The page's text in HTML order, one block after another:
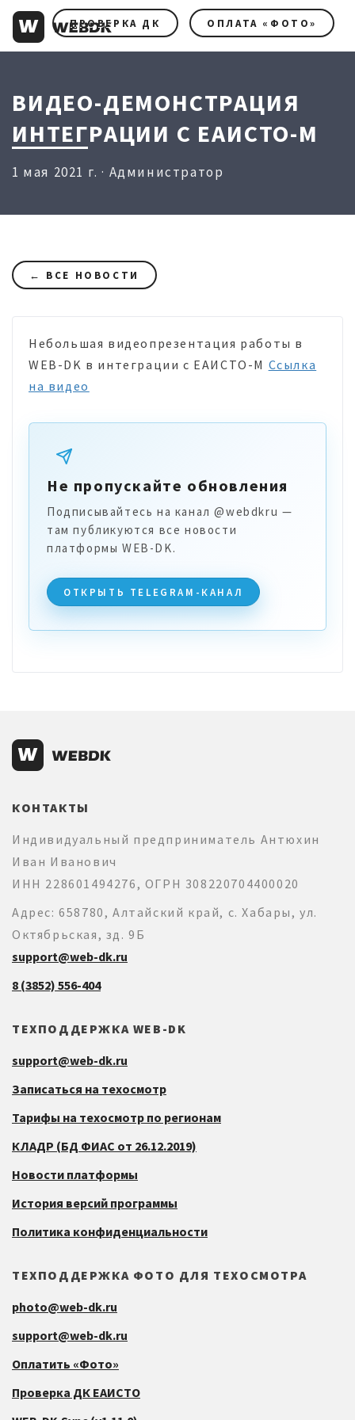
ПРОВЕРКА ДК ОПЛАТА «ФОТО»
ВИДЕО-ДЕМОНСТРАЦИЯ
ИНТЕГРАЦИИ С ЕАИСТО-М
1 мая 2021 г. · Администратор
← ВСЕ НОВОСТИ
Небольшая видеопрезентация работы в
WEB-DK в интеграции с ЕАИСТО-М Ссылка
на видео
Не пропускайте обновления
Подписывайтесь на канал @webdkru —
там публикуются все новости
платформы WEB-DK.
ОТКРЫТЬ TELEGRAM-КАНАЛ
КОНТАКТЫ
Индивидуальный предприниматель Антюхин
Иван Иванович
ИНН 228601494276, ОГРН 308220704400020
Адрес: 658780, Алтайский край, с. Хабары, ул.
Октябрьская, зд. 9Б
support@web-dk.ru
8 (3852) 556-404
ТЕХПОДДЕРЖКА WEB-DK
support@web-dk.ru
Записаться на техосмотр
Тарифы на техосмотр по регионам
КЛАДР (БД ФИАС от 26.12.2019)
Новости платформы
История версий программы
Политика конфиденциальности
ТЕХПОДДЕРЖКА ФОТО ДЛЯ ТЕХОСМОТРА
photo@web-dk.ru
support@web-dk.ru
Оплатить «Фото»
Проверка ДК ЕАИСТО